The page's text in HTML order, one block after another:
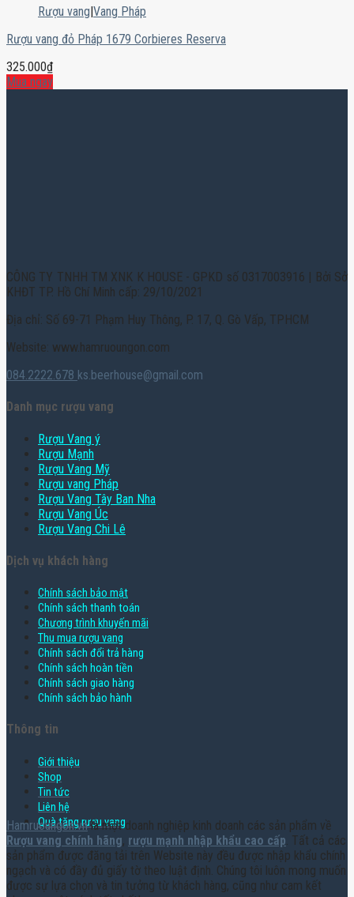
Rượu vang|Vang Pháp
Rượu vang đỏ Pháp 1679 Corbieres Reserva
325.000₫
Mua ngay
CÔNG TY TNHH TM XNK K HOUSE - GPKD số 0317003916 | Bởi Sở
KHĐT TP. Hồ Chí Minh cấp: 29/10/2021
Địa chỉ: Số 69-71 Phạm Huy Thông, P. 17, Q. Gò Vấp, TPHCM
Website: www.hamruoungon.com
084.2222.678 ks.beerhouse@gmail.com
Danh mục rượu vang
Rượu Vang ý
Rượu Mạnh
Rượu Vang Mỹ
Rượu vang Pháp
Rượu Vang Tây Ban Nha
Rượu Vang Úc
Rượu Vang Chi Lê
Dịch vụ khách hàng
Chính sách bảo mật
Chính sách thanh toán
Chương trình khuyến mãi
Thu mua rượu vang
Chính sách đổi trả hàng
Chính sách hoàn tiền
Chính sách giao hàng
Chính sách bảo hành
Thông tin
Giới thiệu
Shop
Tin tức
Liên hệ
Quà tặng rượu vang
Hamruoungon.vnlà một doanh nghiệp kinh doanh các sản phẩm về
Rượu vang chính hãng, rượu mạnh nhập khẩu cao cấp . Tất cả các
sản phẩm được đăng tải trên Website này đều được nhập khẩu chính
ngạch và có đầy đủ giấy tờ theo luật định. Chúng tôi luôn mong muốn
được sự lựa chọn và tin tưởng từ khách hàng, cũng như cam kết